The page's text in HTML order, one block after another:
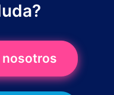
nosotros